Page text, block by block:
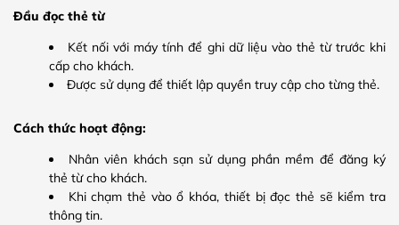
Đầu đọc thẻ từ
Kết nối với máy tính để ghi dữ liệu vào thẻ từ trước khi
cấp cho khách.
Được sử dụng để thiết lập quyền truy cập cho từng thẻ.
Cách thức hoạt động:
Nhân viên khách sạn sử dụng phần mềm để đăng ký
thẻ từ cho khách.
Khi chạm thẻ vào ổ khóa, thiết bị đọc thẻ sẽ kiểm tra
thông tin.